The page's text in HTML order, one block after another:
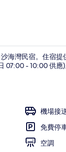
外觀
海灣民宿。住宿提
07:00 - 10:00 供應)
機場接
免費停
空調